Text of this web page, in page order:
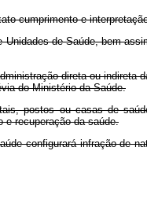
cumprimento e
de Saúde, bem
direta ou
do Ministério da Saúde.
postos ou casas de
e recuperação da saúde.
configurará infração de